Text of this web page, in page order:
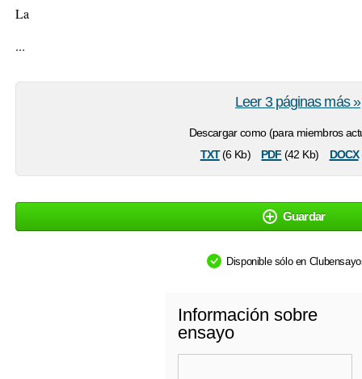
La
...
Descargar como (para miembros
txt(6 Kb) pdf (42 Kb) docx
Leer 3 páginas más »
Guardar
Disponible sólo en
Información sobre
ensayo